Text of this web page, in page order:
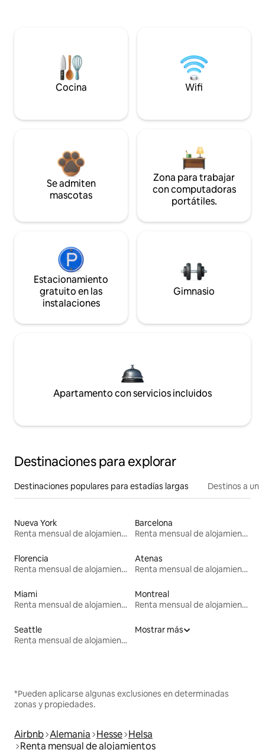
Cocina Wifi
Se admiten
mascotas
Zona para trabajar
con computadoras
portátiles.
Estacionamiento
gratuito en las
instalaciones
Gimnasio
Apartamento con servicios incluidos
Destinaciones para explorar
Destinaciones populares para estadías largas Destinos a un
Nueva York
Renta mensual de alojamientos
Barcelona
Renta mensual de alojamientos
Florencia
Renta mensual de alojamientos
Atenas
Renta mensual de alojamientos
Miami
Renta mensual de alojamientos
Montreal
Renta mensual de alojamientos
Seattle
Renta mensual de alojamientos
Mostrar más
*Pueden aplicarse algunas exclusiones en determinadas
zonas y propiedades.
Airbnb Alemania Hesse Helsa
Renta mensual de alojamientos